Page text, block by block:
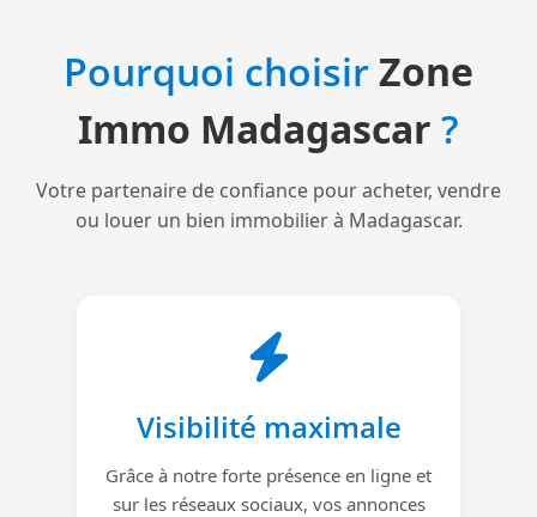
Pourquoi choisirZone
Immo Madagascar ?
Votre partenaire de confiance pour acheter, vendre
ou louer un bien immobilier à Madagascar.
Visibilité maximale
Grâce à notre forte présence en ligne et
sur les réseaux sociaux, vos annonces